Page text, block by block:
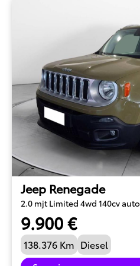
Jeep Renegade
2.0 mjt Limited 4wd 140cv auto
9.900 €
138.376 Km Diesel